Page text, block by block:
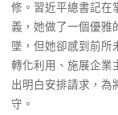
修。習近平總書記在
義，她做了一個優雅
墜，但她卻感到前所
轉化利用、施展企業
出明白安排請求，為
守。